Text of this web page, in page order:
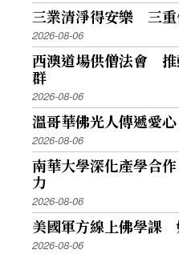
三業清淨得安樂 三重
2026-08-06
西澳道場供僧法會 推
群
2026-08-06
溫哥華佛光人傳遞愛
2026-08-06
南華大學深化產學合
力
2026-08-06
美國軍方線上佛學課
2026-08-06